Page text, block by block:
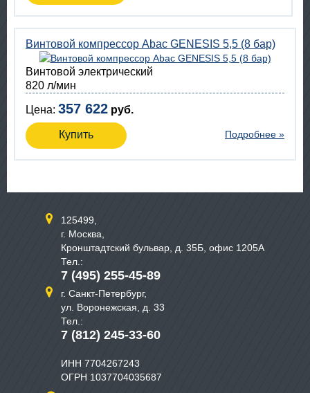
Винтовой компрессор Abac GENESIS 5,5 (8 бар)
Винтовой электрический
820 л/мин
Цена: 357 622 руб.
Купить Подробнее »
125499,
г. Москва,
Кронштадтский бульвар, д. 35Б, офис 1205А
Тел.:
7 (495) 255-45-89
г. Санкт-Петербург,
ул. Воронежская, д. 33
Тел.:
7 (812) 245-33-60
ИНН 7704267243
ОГРН 1037704035687